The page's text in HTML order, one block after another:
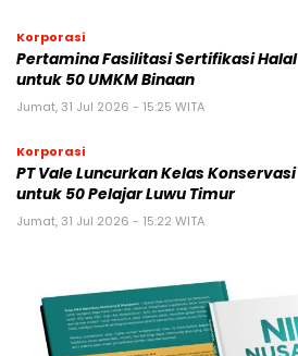
Korporasi
Pertamina Fasilitasi Sertifikasi Halal
untuk 50 UMKM Binaan
Jumat, 31 Jul 2026 - 15:25 WITA
Korporasi
PT Vale Luncurkan Kelas Konservasi
untuk 50 Pelajar Luwu Timur
Jumat, 31 Jul 2026 - 15:22 WITA